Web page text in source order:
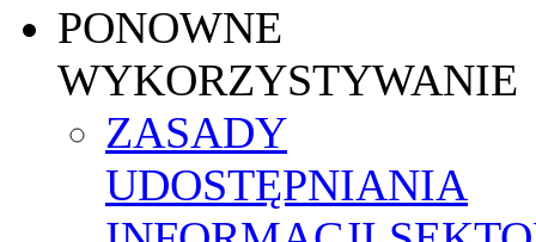
PONOWNE
WYKORZYSTYWANIE
ZASADY
UDOSTĘPNIANIA